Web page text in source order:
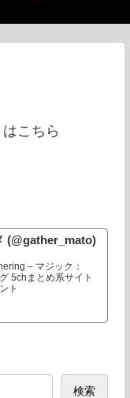
こちら
(@gather_mato)
– マジック：
5chまとめ系サイト
ト
検索